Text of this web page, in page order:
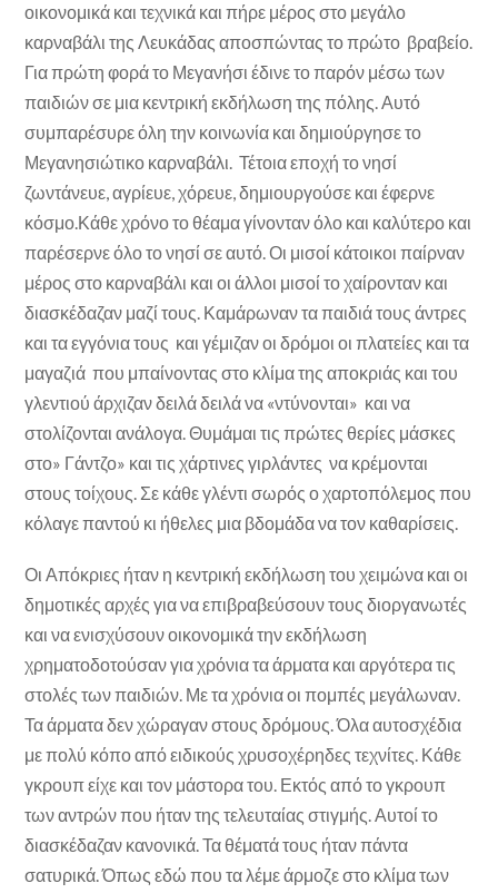
οικονομικά και τεχνικά και πήρε μέρος στο μεγάλο
καρναβάλι της Λευκάδας αποσπώντας το πρώτο βραβείο.
Για πρώτη φορά το Μεγανήσι έδινε το παρόν μέσω των
παιδιών σε μια κεντρική εκδήλωση της πόλης. Αυτό
συμπαρέσυρε όλη την κοινωνία και δημιούργησε το
Μεγανησιώτικο καρναβάλι. Τέτοια εποχή το νησί
ζωντάνευε, αγρίευε, χόρευε, δημιουργούσε και έφερνε
κόσμο.Κάθε χρόνο το θέαμα γίνονταν όλο και καλύτερο και
παρέσερνε όλο το νησί σε αυτό. Οι μισοί κάτοικοι παίρναν
μέρος στο καρναβάλι και οι άλλοι μισοί το χαίρονταν και
διασκέδαζαν μαζί τους. Καμάρωναν τα παιδιά τους άντρες
και τα εγγόνια τους και γέμιζαν οι δρόμοι οι πλατείες και τα
μαγαζιά που μπαίνοντας στο κλίμα της αποκριάς και του
γλεντιού άρχιζαν δειλά δειλά να «ντύνονται» και να
στολίζονται ανάλογα. Θυμάμαι τις πρώτες θερίες μάσκες
στο» Γάντζο» και τις χάρτινες γιρλάντες να κρέμονται
στους τοίχους. Σε κάθε γλέντι σωρός ο χαρτοπόλεμος που
κόλαγε παντού κι ήθελες μια βδομάδα να τον καθαρίσεις.
Οι Απόκριες ήταν η κεντρική εκδήλωση του χειμώνα και οι
δημοτικές αρχές για να επιβραβεύσουν τους διοργανωτές
και να ενισχύσουν οικονομικά την εκδήλωση
χρηματοδοτούσαν για χρόνια τα άρματα και αργότερα τις
στολές των παιδιών. Με τα χρόνια οι πομπές μεγάλωναν.
Τα άρματα δεν χώραγαν στους δρόμους. Όλα αυτοσχέδια
με πολύ κόπο από ειδικούς χρυσοχέρηδες τεχνίτες. Κάθε
γκρουπ είχε και τον μάστορα του. Εκτός από το γκρουπ
των αντρών που ήταν της τελευταίας στιγμής. Αυτοί το
διασκέδαζαν κανονικά. Τα θέματά τους ήταν πάντα
σατυρικά. Όπως εδώ που τα λέμε άρμοζε στο κλίμα των